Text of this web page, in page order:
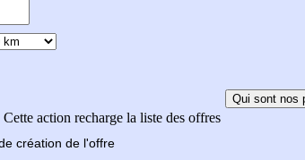
Cette action recharge la liste des offres
Qui sont nos
création de l'offre